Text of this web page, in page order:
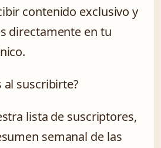
contenido exclusivo y
directamente en tu
al suscribirte?
lista de suscriptores,
semanal de las